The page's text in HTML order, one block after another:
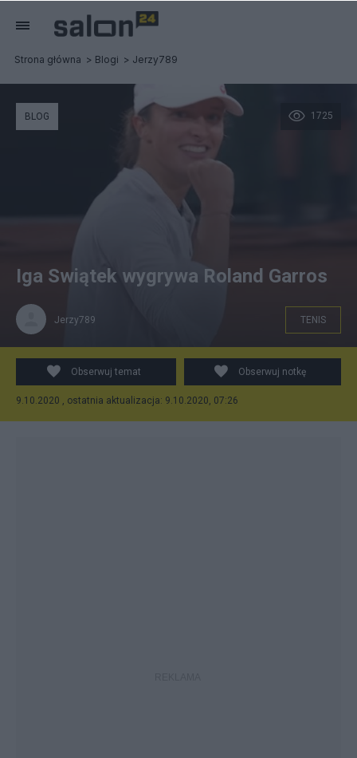
Strona główna Blogi Jerzy789
Iga Swiątek
1725
BLOG
Iga Swiątek wygrywa Roland Garros
Jerzy789 TENIS
Obserwuj temat Obserwuj notkę
9.10.2020 , ostatnia aktualizacja: 9.10.2020, 07:26